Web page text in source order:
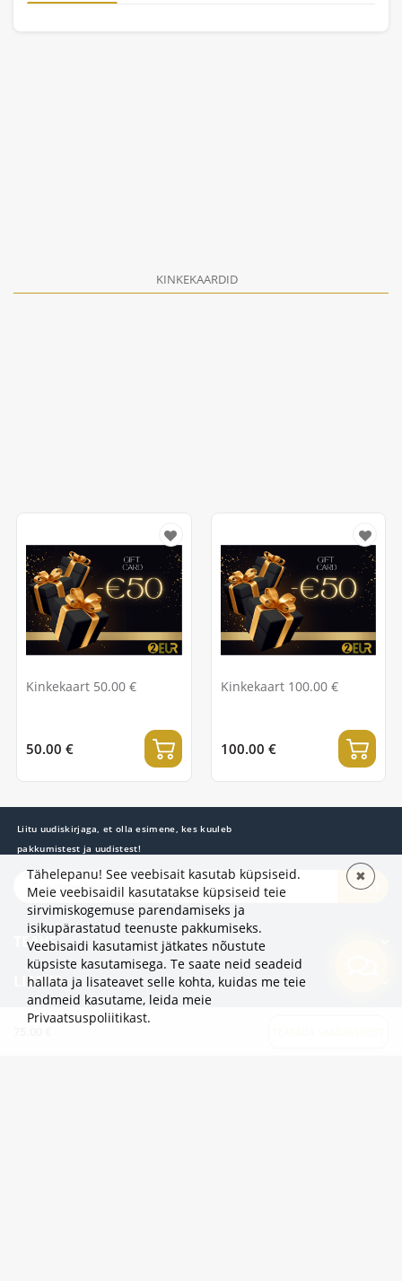
KINKEKAARDID
Kinkekaart 50.00 €
50.00 €
Kinkekaart 100.00 €
100.00 €
Liitu uudiskirjaga, et olla esimene, kes kuuleb
pakkumistest ja uudistest!
TELLI
TEAVE
LISAKS
KATEGOORIAD
Tähelepanu! See veebisait kasutab küpsiseid.
Meie veebisaidil kasutatakse küpsiseid teie
sirvimiskogemuse parendamiseks ja
isikupärastatud teenuste pakkumiseks.
Veebisaidi kasutamist jätkates nõustute
küpsiste kasutamisega. Te saate neid seadeid
hallata ja lisateavet selle kohta, kuidas me teie
andmeid kasutame, leida meie
Privaatsuspoliitikast.
✖